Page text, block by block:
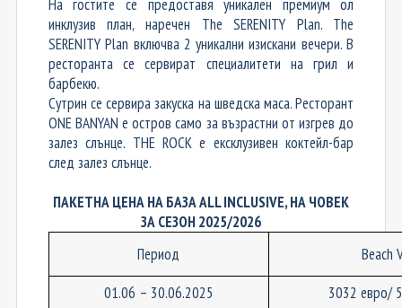
На гостите се предоставя уникален премиум ол
инклузив план, наречен The SERENITY Plan. The
SERENITY Plan включва 2 уникални изискани вечери. В
ресторанта се сервират специалитети на грил и
барбекю.
Сутрин се сервира закуска на шведска маса. Ресторант
ONE BANYAN е остров само за възрастни от изгрев до
залез слънце. THE ROCK е ексклузивен коктейл-бар
след залез слънце.
ПАКЕТНА ЦЕНА НА БАЗА ALL INCLUSIVE, НА ЧОВЕК
ЗА СЕЗОН 2025/2026
Период
Beach
01.06 – 30.06.2025
3032 евро/